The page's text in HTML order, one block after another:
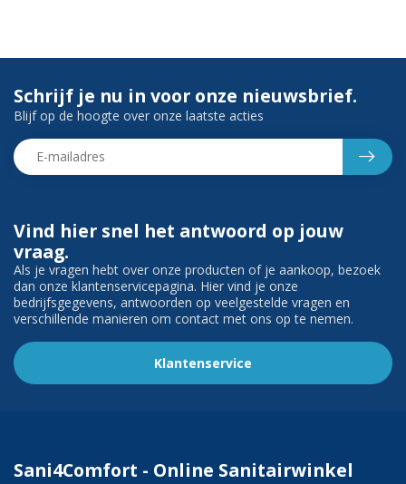
Vind hier snel het antwoord op jouw
vraag.
Als je vragen hebt over onze producten of je aankoop, bezoek
dan onze klantenservicepagina. Hier vind je onze
bedrijfsgegevens, antwoorden op veelgestelde vragen en
verschillende manieren om contact met ons op te nemen.
Klantenservice
Schrijf je nu in voor onze nieuwsbrief.
Blijf op de hoogte over onze laatste acties
Sani4Comfort - Online Sanitairwinkel